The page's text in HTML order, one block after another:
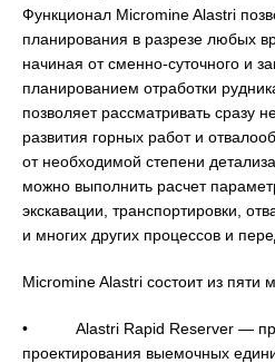
Функционал Micromine Alastri
планирования в разрезе любых
начиная от сменно-суточного и
планированием отработки
позволяет рассматривать сразу
развития горных работ и
от необходимой степени
можно выполнить расчет
экскавации, транспортировки,
и многих других процессов и
Micromine Alastri состоит из пяти
• Alastri Rapid Reserver —
проектирования выемочных